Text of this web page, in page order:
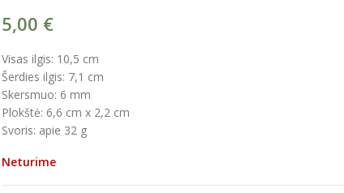
5,00 €
Visas ilgis: 10,5 cm
Šerdies ilgis: 7,1 cm
Skersmuo: 6 mm
Plokštė: 6,6 cm x 2,2 cm
Svoris: apie 32 g
Neturime